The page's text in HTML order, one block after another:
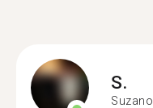
S.
Suzano